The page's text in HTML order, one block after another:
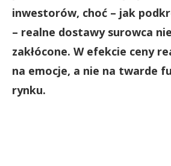
inwestorów, choć – jak
– realne dostawy surowca
zakłócone. W efekcie ceny
na emocje, a nie na twarde
rynku.